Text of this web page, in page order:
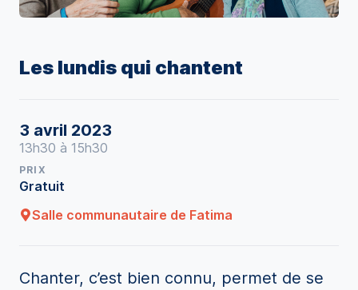
Les lundis qui chantent
3 avril 2023
13h30 à 15h30
PRIX
Gratuit
Salle communautaire de Fatima
Chanter, c’est bien connu, permet de se